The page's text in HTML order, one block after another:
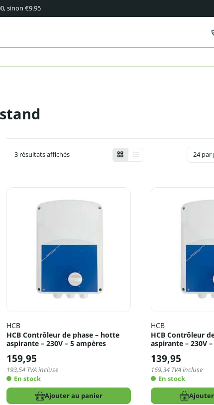
sinon €9.95
3 résultats affichés
HCB
HCB Contrôleur de phase – hotte
aspirante – 230V – 5 ampères
159,95
193,54 TVA incluse
En stock
Ajouter au panier
HCB
HCB Contrôleur
aspirante – 230V
139,95
169,34 TVA incluse
En stock